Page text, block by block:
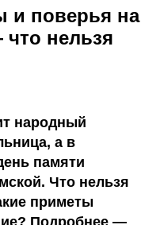
и поверья на
нельзя
народный
а в
памяти
Что нельзя
приметы
Подробнее —